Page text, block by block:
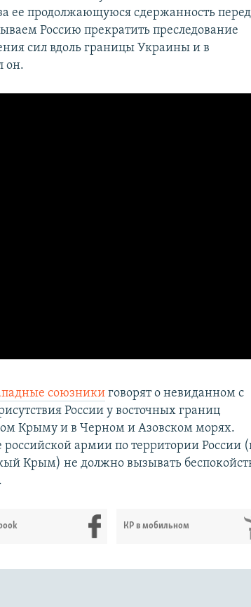
ее продолжающуюся сдержанность перед
Россию прекратить преследование
сил вдоль границы Украины и в
он.
союзники говорят о невиданном с
России у восточных границ
Крыму и в Черном и Азовском морях.
армии по территории России
Крым) не должно вызывать
КР в мобильном